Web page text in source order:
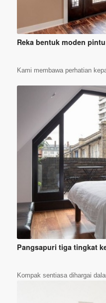
Reka bentuk moden
Kami membawa perhatian
Pangsapuri tiga tingkat
Kompak sentiasa dihargai